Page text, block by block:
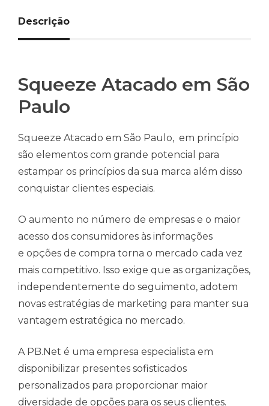
Descrição
Squeeze Atacado em São
Paulo
Squeeze Atacado em São Paulo, em princípio
são elementos com grande potencial para
estampar os princípios da sua marca além disso
conquistar clientes especiais.
O aumento no número de empresas e o maior
acesso dos consumidores às informações
e opções de compra torna o mercado cada vez
mais competitivo. Isso exige que as organizações,
independentemente do seguimento, adotem
novas estratégias de marketing para manter sua
vantagem estratégica no mercado.
A PB.Net é uma empresa especialista em
disponibilizar presentes sofisticados
personalizados para proporcionar maior
diversidade de opções para os seus clientes.